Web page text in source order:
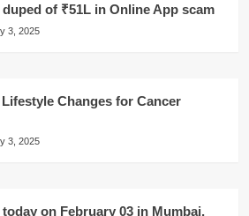
of ₹51L in Online App scam
3, 2025
Changes for Cancer
3, 2025
on February 03 in Mumbai,